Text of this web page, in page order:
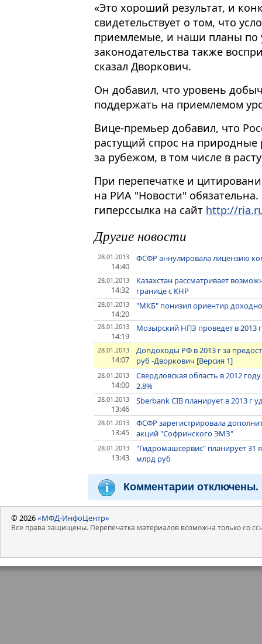
«Это хороший результат, и
свидетельствует о том, что
приемлемые, и наши планы по
законодательства также
сказал Дворкович.
Он добавил, что уровень
поддержать на приемлемом
Вице-премьер добавил, что
растущий спрос на природные
за рубежом, в том числе в
При перепечатке и
на РИА "Новости"
гиперссылка на сайт http://
Другие новости
28.01.2013
14:40
ФСФР аннулировала лицензию
28.01.2013
14:32
Казахстан рассматривает
границе с КНР
28.01.2013
14:20
"МКБ" понизил ориентир
28.01.2013
14:19
Мозырский НПЗ проведет в 2013
28.01.2013
14:07
Допдоходы РФ в 2013 г за
руб -Дворкович [Версия 1]
28.01.2013
14:00
Свердловская область в 2012
2.8%
28.01.2013
13:46
Sberbank CIB планирует в 2013
28.01.2013
13:45
ФСФР зарегистрировала
акций "Софринского ЭМЗ"
28.01.2013
13:43
"Гидромашсервис" планирует 31
млрд руб
Комментарии отключены.
© 2026«МФД-ИнфоЦентр»
Все права защищены. Перепечатка материалов возможна только со